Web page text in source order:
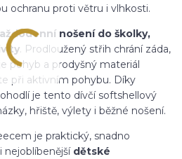
ochranu proti větru i vlhkosti.
nošení do školky,
. Prodloužený střih chrání záda,
pohyb a prodyšný materiál
při aktivním pohybu. Díky
je tento dívčí softshellový
hřiště, výlety i běžné nošení.
je praktický, snadno
nejoblíbenější dětské